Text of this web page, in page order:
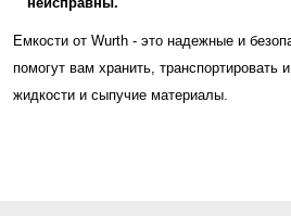
Емкости от Wurth - это надежные и
помогут вам хранить, транспортировать
жидкости и сыпучие материалы.